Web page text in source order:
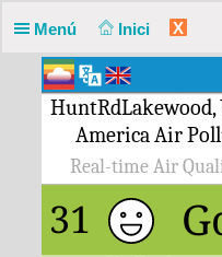
Menú Inici X